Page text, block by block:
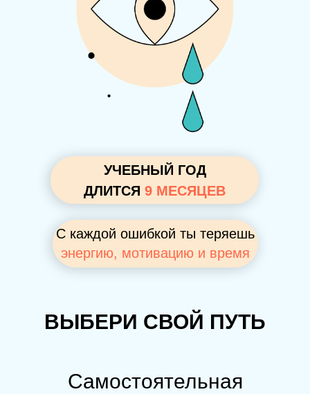
УЧЕБНЫЙ ГОД
ДЛИТСЯ 9 МЕСЯЦЕВ
С каждой ошибкой ты теряешь
энергию, мотивацию и время
ВЫБЕРИ СВОЙ ПУТЬ
Самостоятельная